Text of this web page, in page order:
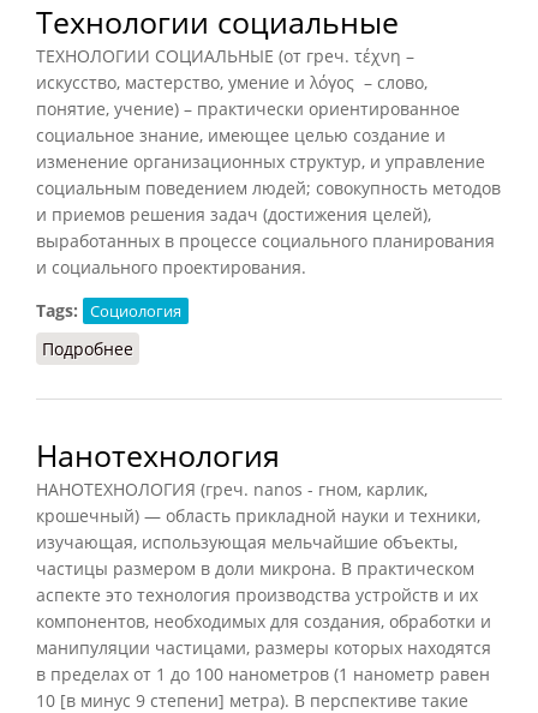
Технологии социальные
ТЕХНОЛОГИИ СОЦИАЛЬНЫЕ (от греч. τέχνη –
искусство, мастерство, умение и λόγος – слово,
понятие, учение) – практически ориентированное
социальное знание, имеющее целью создание и
изменение организационных структур, и управление
социальным поведением людей; совокупность методов
и приемов решения задач (достижения целей),
выработанных в процессе социального планирования
и социального проектирования.
Tags:
Социология
Подробнее
Нанотехнология
НАНОТЕХНОЛОГИЯ (греч. nanos - гном, карлик,
крошечный) — область прикладной науки и техники,
изучающая, использующая мельчайшие объекты,
частицы размером в доли микрона. В практическом
аспекте это технология производства устройств и их
компонентов, необходимых для создания, обработки и
манипуляции частицами, размеры которых находятся
в пределах от 1 до 100 нанометров (1 нанометр равен
10 [в минус 9 степени] метра). В перспективе такие